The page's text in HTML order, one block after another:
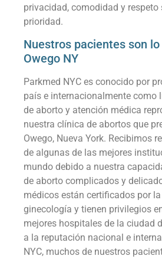
privacidad, comodidad y
prioridad.
Nuestros pacientes son
Owego NY
Parkmed NYC es conocido por
país e internacionalmente como
de aborto y atención médica
nuestra clínica de abortos que
Owego, Nueva York. Recibimos
de algunas de las mejores
mundo debido a nuestra
de aborto complicados y
médicos están certificados por
ginecología y tienen privilegios
mejores hospitales de la ciudad
a la reputación nacional e
NYC, muchos de nuestros